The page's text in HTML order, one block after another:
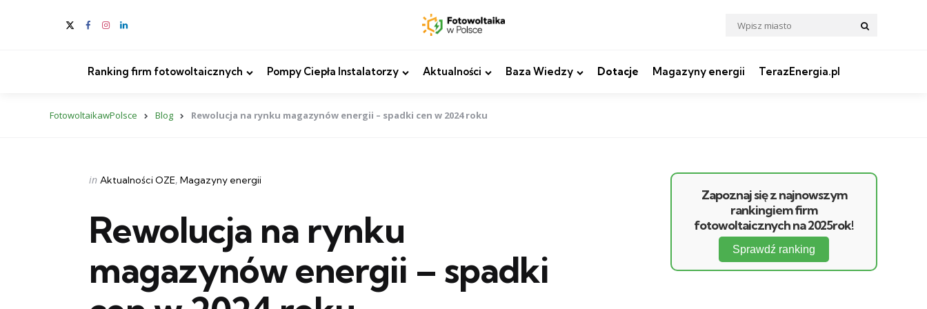
Search
for:
Ranking firm fotowoltaicznych Pompy Ciepła Instalatorzy Aktualności Baza Wiedzy Dotacje Magazyny energii TerazEnergia.pl
FotowoltaikawPolsce Blog Rewolucja na rynku magazynów energii – spadki cen w 2024 roku
Categories
Posted
in Aktualności OZE Magazyny energii
Rewolucja na rynku
magazynów energii – spadki
Zapoznaj się z najnowszym
rankingiem firm
fotowoltaicznych na 2025rok!
Sprawdź ranking